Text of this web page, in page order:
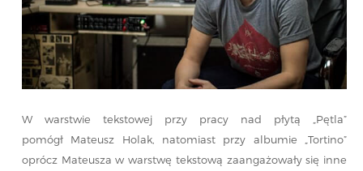
W warstwie tekstowej przy pracy nad płytą „Pętla”
pomógł Mateusz Holak, natomiast przy albumie „Tortino”
oprócz Mateusza w warstwę tekstową zaangażowały się inne